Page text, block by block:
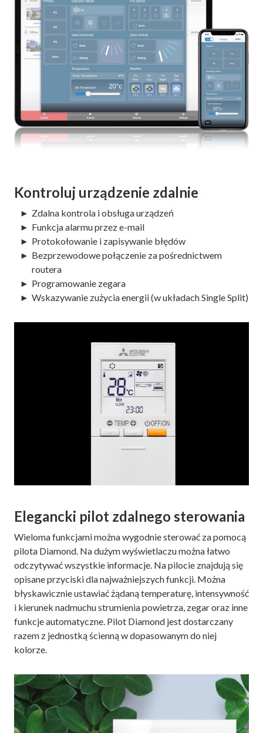
Kontroluj urządzenie zdalnie
Zdalna kontrola i obsługa urządzeń
Funkcja alarmu przez e-mail
Protokołowanie i zapisywanie błędów
Bezprzewodowe połączenie za pośrednictwem
routera
Programowanie zegara
Wskazywanie zużycia energii (w układach Single Split)
Elegancki pilot zdalnego sterowania
Wieloma funkcjami można wygodnie sterować za pomocą
pilota Diamond. Na dużym wyświetlaczu można łatwo
odczytywać wszystkie informacje. Na pilocie znajdują się
opisane przyciski dla najważniejszych funkcji. Można
błyskawicznie ustawiać żądaną temperaturę, intensywność
i kierunek nadmuchu strumienia powietrza, zegar oraz inne
funkcje automatyczne. Pilot Diamond jest dostarczany
razem z jednostką ścienną w dopasowanym do niej
kolorze.